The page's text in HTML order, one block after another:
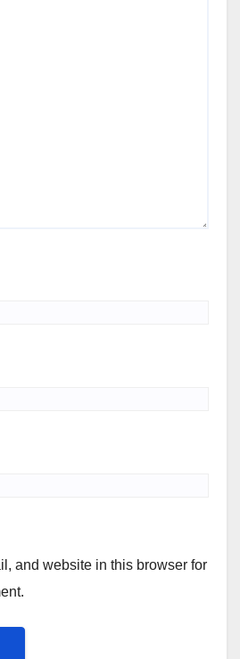
and website in this browser for